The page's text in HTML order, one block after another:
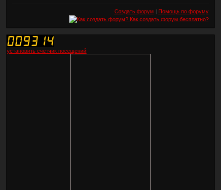
Создать форум | Помощь по форуму
установить счетчик посещений